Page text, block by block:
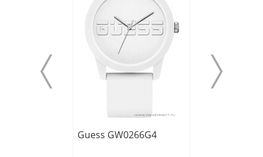
Guess GW0266G4